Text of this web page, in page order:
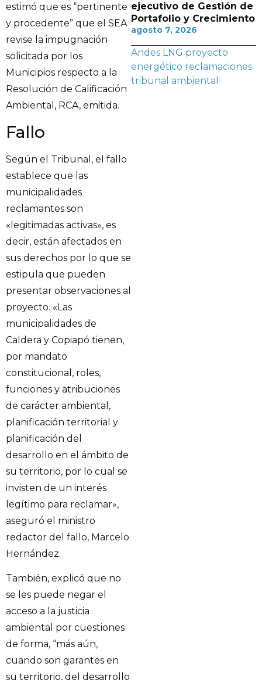
estimó que es “pertinente
y procedente” que el SEA
revise la impugnación
solicitada por los
Municipios respecto a la
Resolución de Calificación
Ambiental, RCA, emitida.
Fallo
Según el Tribunal, el fallo
establece que las
municipalidades
reclamantes son
«legitimadas activas», es
decir, están afectados en
sus derechos por lo que se
estipula que pueden
presentar observaciones al
proyecto. «Las
municipalidades de
Caldera y Copiapó tienen,
por mandato
constitucional, roles,
funciones y atribuciones
de carácter ambiental,
planificación territorial y
planificación del
desarrollo en el ámbito de
su territorio, por lo cual se
invisten de un interés
legítimo para reclamar»,
aseguró el ministro
redactor del fallo, Marcelo
Hernández.
También, explicó que no
se les puede negar el
acceso a la justicia
ambiental por cuestiones
de forma, “más aún,
cuando son garantes en
su territorio, del desarrollo
ejecutivo de Gestión de
Portafolio y Crecimiento
agosto 7, 2026
Andes LNG proyecto
energético reclamaciones
tribunal ambiental